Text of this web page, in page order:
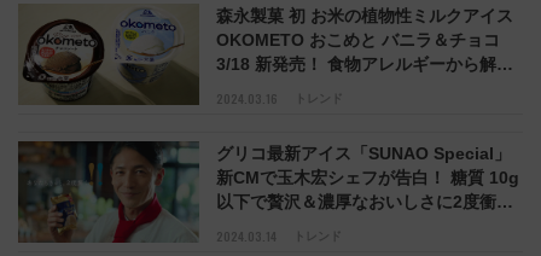
2024.03.16 トレンド
森永製菓 初 お米の植物性ミルクアイス
OKOMETO おこめと バニラ＆チョコ
3/18 新発売！ 食物アレルギーから解
2024.03.14 トレンド
グリコ最新アイス「SUNAO Special」
新CMで玉木宏シェフが告白！ 糖質 10g
以下で贅沢＆濃厚なおいしさに2度衝撃